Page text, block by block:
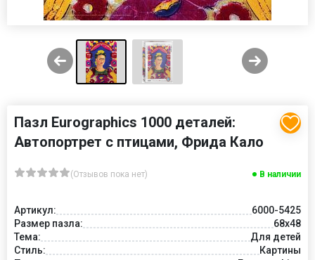
Пазл Eurographics 1000 деталей:
Автопортрет с птицами, Фрида Кало
(Отзывов пока нет) В наличии
Артикул:
6000-5425
Размер пазла:
68x48
Тема:
Для детей
Стиль:
Картины